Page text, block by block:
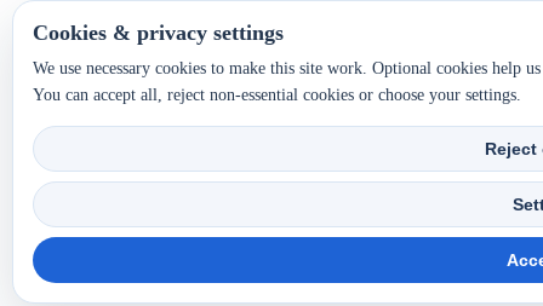
Cookies & privacy settings
We use necessary cookies to make this site work. Optional cookies help
You can accept all, reject non-essential cookies or choose your settings.